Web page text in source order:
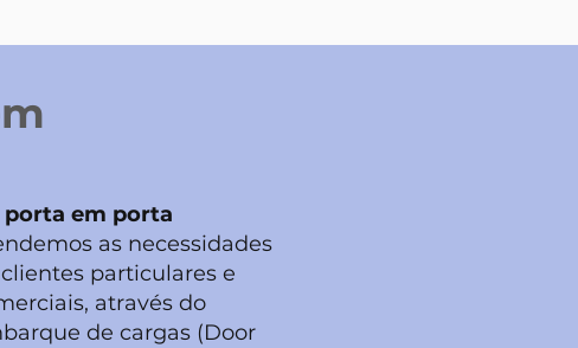
porta em porta
as necessidades
particulares e
através do
de cargas (Door